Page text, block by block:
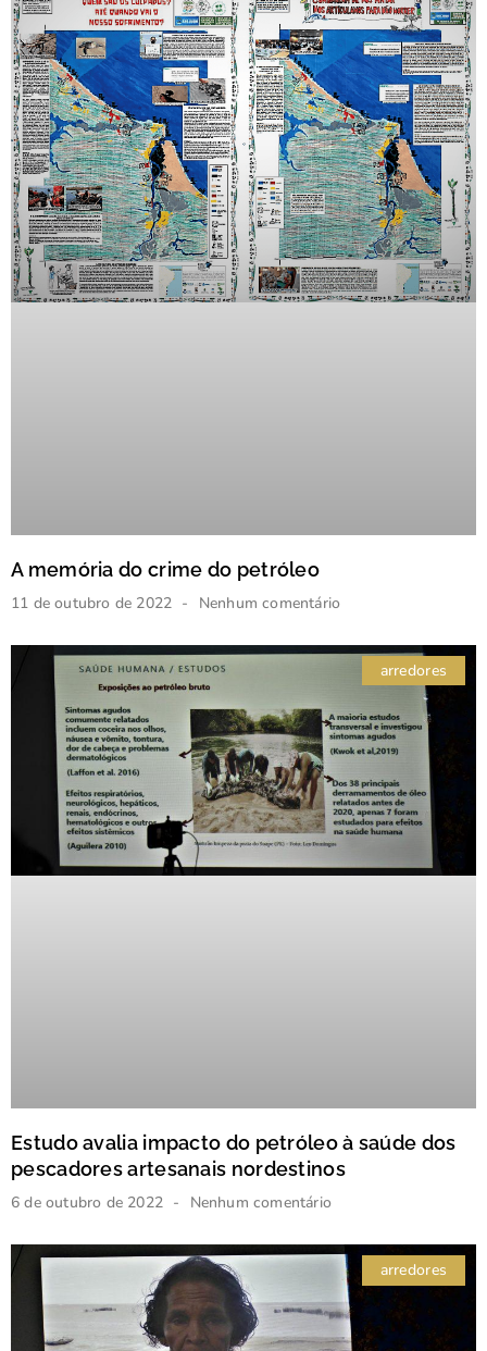
A memória do crime do petróleo
11 de outubro de 2022 Nenhum comentário
arredores
Estudo avalia impacto do petróleo à saúde dos
pescadores artesanais nordestinos
6 de outubro de 2022 Nenhum comentário
arredores